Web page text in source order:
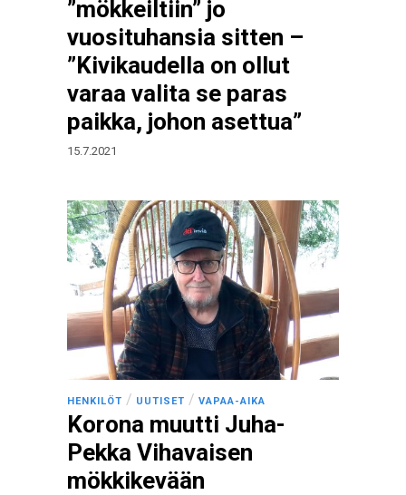
”mökkeiltiin” jo
vuosituhansia sitten –
”Kivikaudella on ollut
varaa valita se paras
paikka, johon asettua”
15.7.2021
HENKILÖT / UUTISET / VAPAA-AIKA
Korona muutti Juha-
Pekka Vihavaisen
mökkikevään